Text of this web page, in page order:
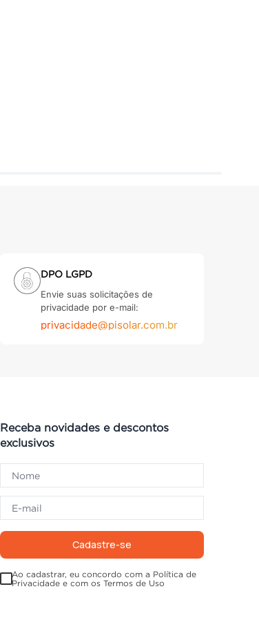
DPO LGPD
Envie suas solicitações de
privacidade por e-mail:
privacidade@pisolar.com.br
Receba novidades e descontos
exclusivos
Cadastre-se
Ao cadastrar, eu concordo com a Política de
Privacidade e com os Termos de Uso